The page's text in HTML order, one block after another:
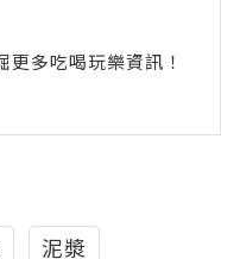
多吃喝玩樂資訊！
泥漿